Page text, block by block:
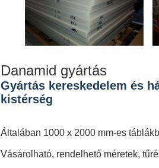
Danamid gyártás
Gyártás kereskedelem és
kistérség
Általában 1000 x 2000 mm-es
Vásárolható, rendelhető méretek,